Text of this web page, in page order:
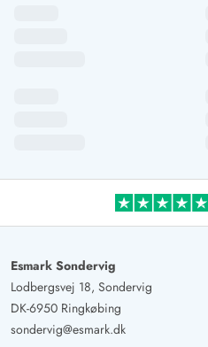
Esmark Sondervig
Lodbergsvej 18, Sondervig
DK-6950 Ringkøbing
sondervig@esmark.dk